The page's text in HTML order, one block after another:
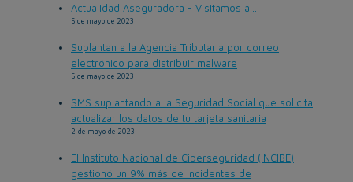
Actualidad Aseguradora - Visitamos a...
5 de mayo de 2023
Suplantan a la Agencia Tributaria por correo
electrónico para distribuir malware
5 de mayo de 2023
SMS suplantando a la Seguridad Social que solicita
actualizar los datos de tu tarjeta sanitaria
2 de mayo de 2023
El Instituto Nacional de Ciberseguridad (INCIBE)
gestionó un 9% más de incidentes de